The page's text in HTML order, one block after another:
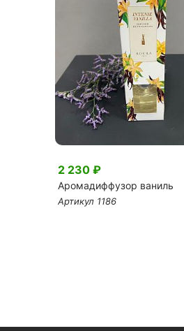
2 230 ₽
Аромадиффузор ваниль
Артикул 1186